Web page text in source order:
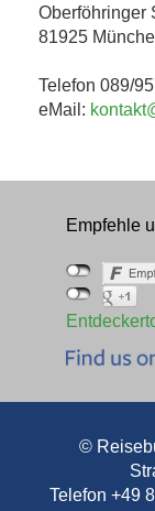
Oberföhringer
81925
Telefon 089/
eMail:
Empfehle
©
Telefon +49